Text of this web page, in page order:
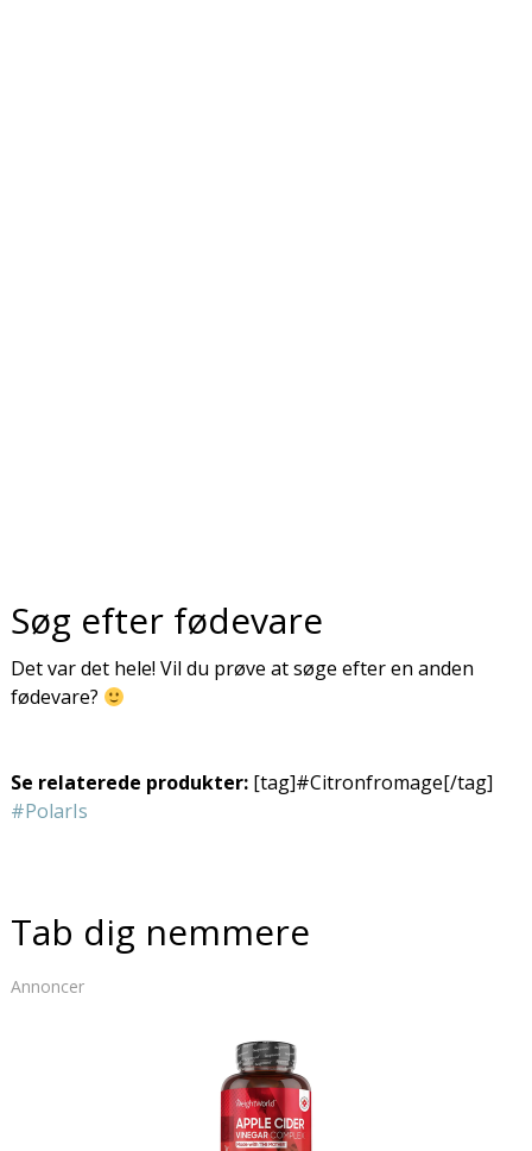
Søg efter fødevare
Det var det hele! Vil du prøve at søge efter en anden
fødevare?
Se relaterede produkter:[tag]#Citronfromage[/tag]
#PolarIs
Tab dig nemmere
Annoncer